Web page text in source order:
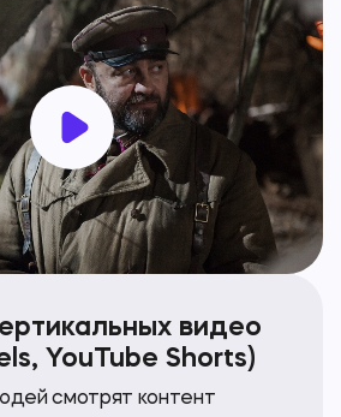
видео
YouTube Shorts)
смотрят контент